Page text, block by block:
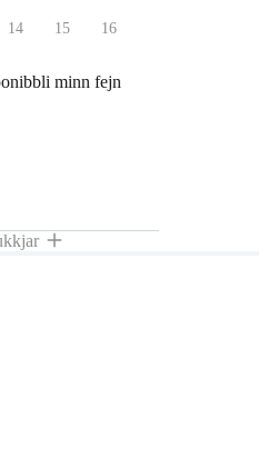
14 15 16
minn fejn